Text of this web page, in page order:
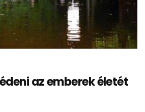
az emberek életét